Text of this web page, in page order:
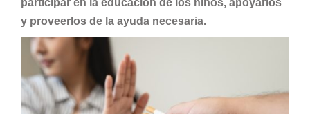
participar en la educación de los niños, apoyarlos
y proveerlos de la ayuda necesaria.